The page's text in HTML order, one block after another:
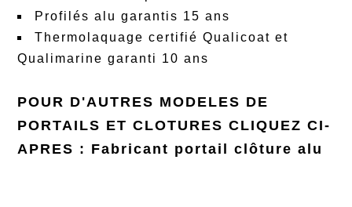
Profilés alu garantis 15 ans
Thermolaquage certifié Qualicoat et
Qualimarine garanti 10 ans
POUR D'AUTRES MODELES DE
PORTAILS ET CLOTURES CLIQUEZ CI-
APRES : Fabricant portail clôture alu